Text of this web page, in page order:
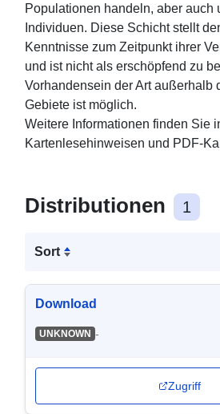
Populationen handeln, aber auch
Individuen. Diese Schicht stellt
Kenntnisse zum Zeitpunkt ihrer
und ist nicht als erschöpfend zu
Vorhandensein der Art außerhalb
Gebiete ist möglich.
Weitere Informationen finden Sie
Kartenlesehinweisen und PDF-
Distributionen 1
Sort
Download
UNKNOWN -
Zugriff